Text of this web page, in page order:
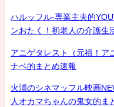
ハルッフル-専業主夫的
ンおたく！初老人の介護生
アニゲタレスト（元祖！
ナベ的まとめ速報
火浦のシネマッフル映画
人オカマちゃんの鬼女的ま